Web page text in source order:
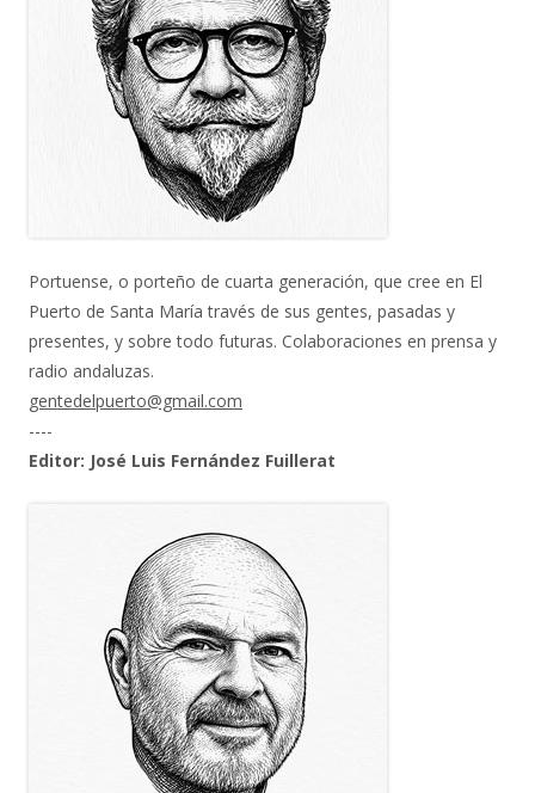
Portuense, o porteño de cuarta generación, que cree en El
Puerto de Santa María través de sus gentes, pasadas y
presentes, y sobre todo futuras. Colaboraciones en prensa y
radio andaluzas.
gentedelpuerto@gmail.com
----
Editor: José Luis Fernández Fuillerat